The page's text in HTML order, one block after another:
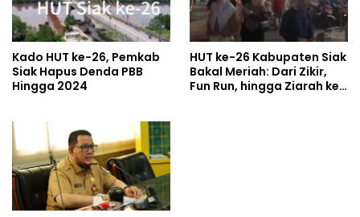
Kado HUT ke-26, Pemkab
Siak Hapus Denda PBB
Hingga 2024
HUT ke-26 Kabupaten Siak
Bakal Meriah: Dari Zikir,
Fun Run, hingga Ziarah ke